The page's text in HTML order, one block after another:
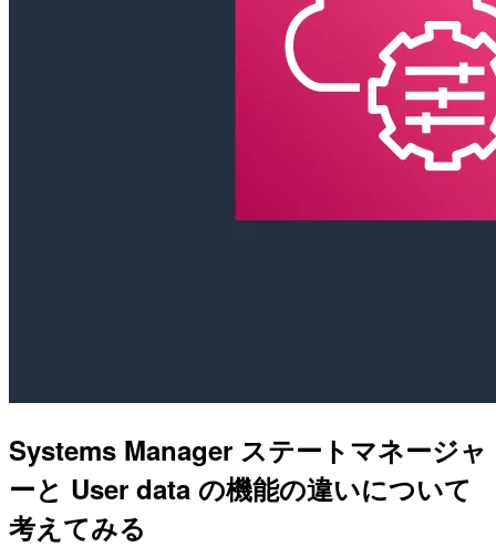
Systems Manager ステートマネージャ
ーと User data の機能の違いについて
考えてみる